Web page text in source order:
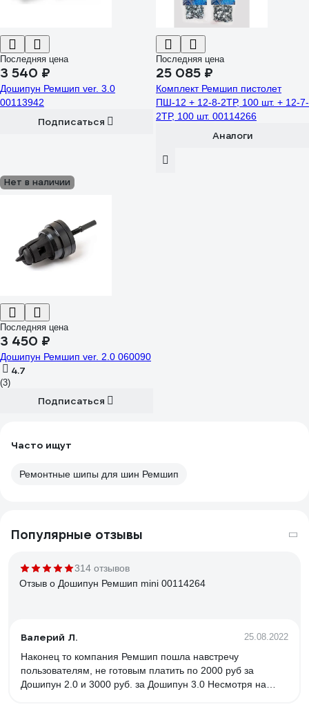
Последняя цена
3 540 ₽
Дошипун Ремшип ver. 3.0
00113942
Подписаться
Последняя цена
25 085 ₽
Комплект Ремшип пистолет
ПШ-12 + 12-8-2ТР, 100 шт. + 12-7-
2ТР, 100 шт. 00114266
Аналоги
Нет в наличии
Последняя цена
3 450 ₽
Дошипун Ремшип ver. 2.0 060090
4.7
(3)
Подписаться
Часто ищут
Ремонтные шипы для шин Ремшип
Популярные отзывы
314 отзывов
Отзыв о Дошипун Ремшип mini 00114264
Валерий Л. 25.08.2022
Наконец то компания Ремшип пошла навстречу
пользователям, не готовым платить по 2000 руб за
Дошипун 2.0 и 3000 руб. за Дошипун 3.0 Несмотря на